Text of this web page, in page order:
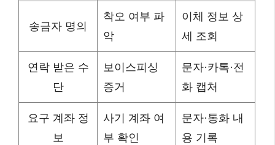
송금자 명의
착오 여부 파
악
이체 정보 상
세 조회
연락 받은 수
단
보이스피싱
증거
문자·카톡·전
화 캡처
요구 계좌 정
보
사기 계좌 여
부 확인
문자·통화 내
용 기록